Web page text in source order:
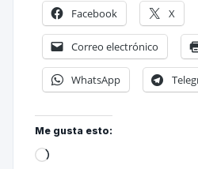
Facebook X
Correo electrónico
WhatsApp
Me gusta esto: